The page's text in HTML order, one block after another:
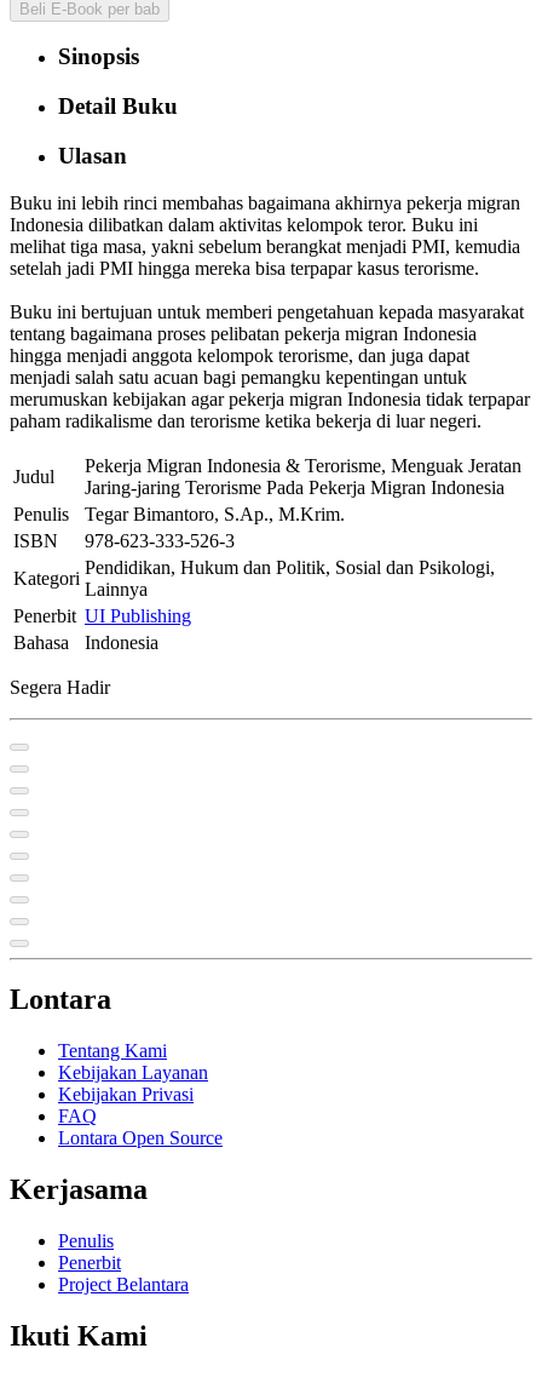
Beli E-Book per bab
Sinopsis
Detail Buku
Ulasan
Buku ini lebih rinci membahas bagaimana akhirnya pekerja migran
Indonesia dilibatkan dalam aktivitas kelompok teror. Buku ini
melihat tiga masa, yakni sebelum berangkat menjadi PMI, kemudia
setelah jadi PMI hingga mereka bisa terpapar kasus terorisme.
Buku ini bertujuan untuk memberi pengetahuan kepada masyarakat
tentang bagaimana proses pelibatan pekerja migran Indonesia
hingga menjadi anggota kelompok terorisme, dan juga dapat
menjadi salah satu acuan bagi pemangku kepentingan untuk
merumuskan kebijakan agar pekerja migran Indonesia tidak terpapar
paham radikalisme dan terorisme ketika bekerja di luar negeri.
Judul
Pekerja Migran Indonesia & Terorisme, Menguak Jeratan
Jaring-jaring Terorisme Pada Pekerja Migran Indonesia
Penulis
Tegar Bimantoro, S.Ap., M.Krim.
ISBN
978-623-333-526-3
Kategori
Pendidikan, Hukum dan Politik, Sosial dan Psikologi,
Lainnya
Penerbit UI Publishing
Bahasa
Indonesia
Segera Hadir
Lontara
Tentang Kami
Kebijakan Layanan
Kebijakan Privasi
FAQ
Lontara Open Source
Kerjasama
Penulis
Penerbit
Project Belantara
Ikuti Kami